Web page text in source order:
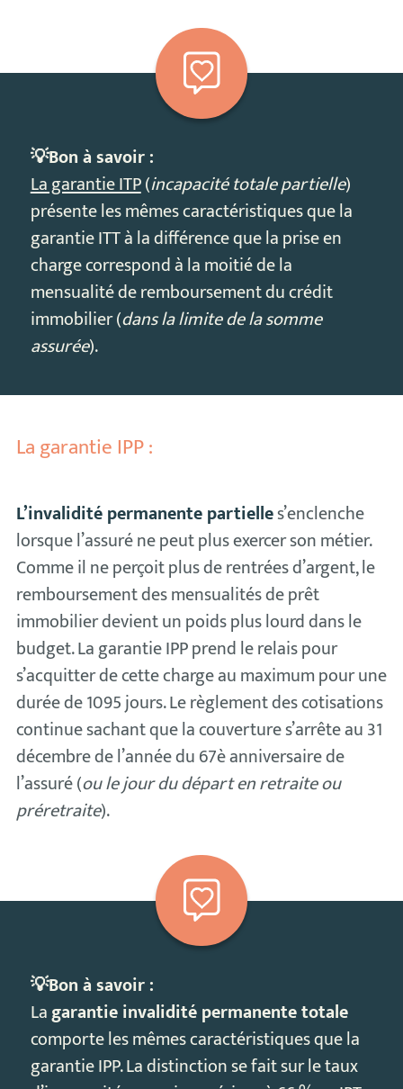
💡Bon à savoir :
La garantie ITP(incapacité totale partielle)
présente les mêmes caractéristiques que la
garantie ITT à la différence que la prise en
charge correspond à la moitié de la
mensualité de remboursement du crédit
immobilier (dans la limite de la somme
assurée).
La garantie IPP :
L’invalidité permanente partielles’enclenche
lorsque l’assuré ne peut plus exercer son métier.
Comme il ne perçoit plus de rentrées d’argent, le
remboursement des mensualités de prêt
immobilier devient un poids plus lourd dans le
budget. La garantie IPP prend le relais pour
s’acquitter de cette charge au maximum pour une
durée de 1095 jours. Le règlement des cotisations
continue sachant que la couverture s’arrête au 31
décembre de l’année du 67è anniversaire de
l’assuré (ou le jour du départ en retraite ou
préretraite).
💡Bon à savoir :
Lagarantie invalidité permanente totale
comporte les mêmes caractéristiques que la
garantie IPP. La distinction se fait sur le taux